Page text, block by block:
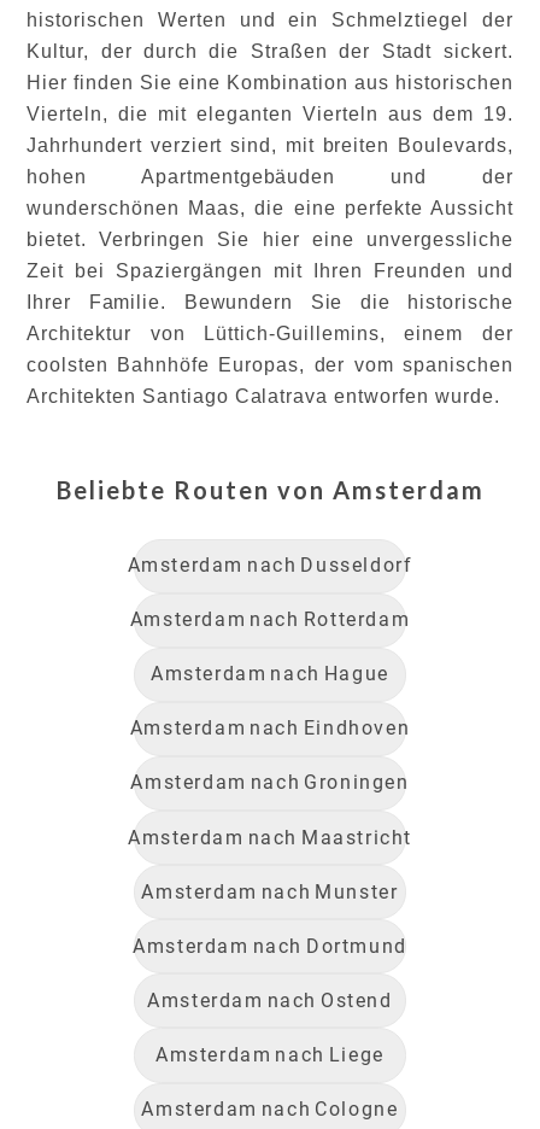
historischen Werten und ein Schmelztiegel der
Kultur, der durch die Straßen der Stadt sickert.
Hier finden Sie eine Kombination aus historischen
Vierteln, die mit eleganten Vierteln aus dem 19.
Jahrhundert verziert sind, mit breiten Boulevards,
hohen Apartmentgebäuden und der
wunderschönen Maas, die eine perfekte Aussicht
bietet. Verbringen Sie hier eine unvergessliche
Zeit bei Spaziergängen mit Ihren Freunden und
Ihrer Familie. Bewundern Sie die historische
Architektur von Lüttich-Guillemins, einem der
coolsten Bahnhöfe Europas, der vom spanischen
Architekten Santiago Calatrava entworfen wurde.
Beliebte Routen von Amsterdam
Amsterdam nach Dusseldorf
Amsterdam nach Rotterdam
Amsterdam nach Hague
Amsterdam nach Eindhoven
Amsterdam nach Groningen
Amsterdam nach Maastricht
Amsterdam nach Munster
Amsterdam nach Dortmund
Amsterdam nach Ostend
Amsterdam nach Liege
Amsterdam nach Cologne